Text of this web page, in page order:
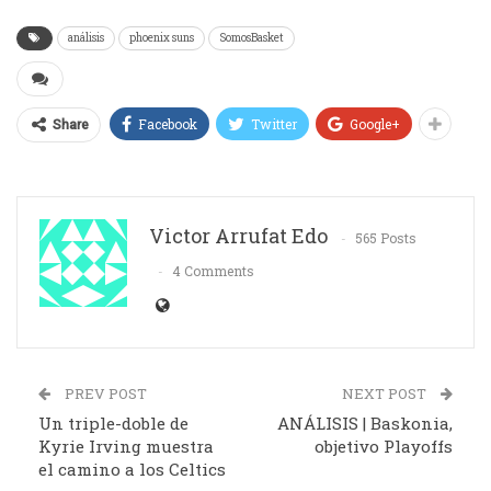
análisis phoenix suns SomosBasket
Share Facebook Twitter Google+
Victor Arrufat Edo
565 Posts
4 Comments
PREV POST
Un triple-doble de
Kyrie Irving muestra
el camino a los Celtics
NEXT POST
ANÁLISIS | Baskonia,
objetivo Playoffs